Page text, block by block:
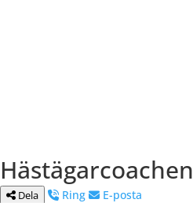
Hästägarcoachen
Dela Ring E-posta